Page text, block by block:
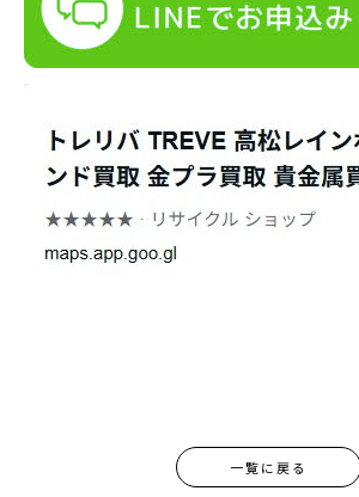
一覧に戻る